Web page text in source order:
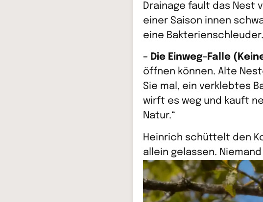
Drainage fault das Nest
einer Saison innen
eine
– Die Einweg-Falle
öffnen können. Alte
Sie mal, ein verklebtes
wirft es weg und kauft
Natur.“
Heinrich schüttelt den
allein gelassen.